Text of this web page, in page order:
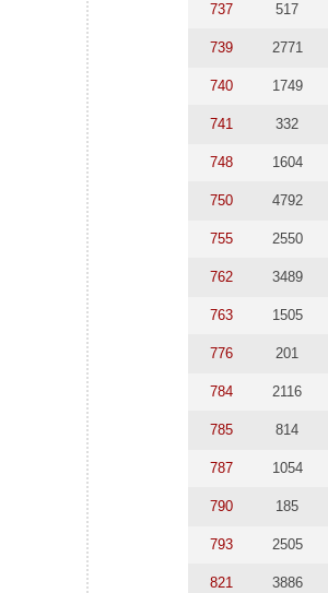
737 517
739 2771
740 1749
741 332
748 1604
750 4792
755 2550
762 3489
763 1505
776 201
784 2116
785 814
787 1054
790 185
793 2505
821 3886